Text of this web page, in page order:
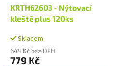
KRTH62603 - Nýtovací
kleště plus 120ks
Skladem
644 Kč bez DPH
779 Kč